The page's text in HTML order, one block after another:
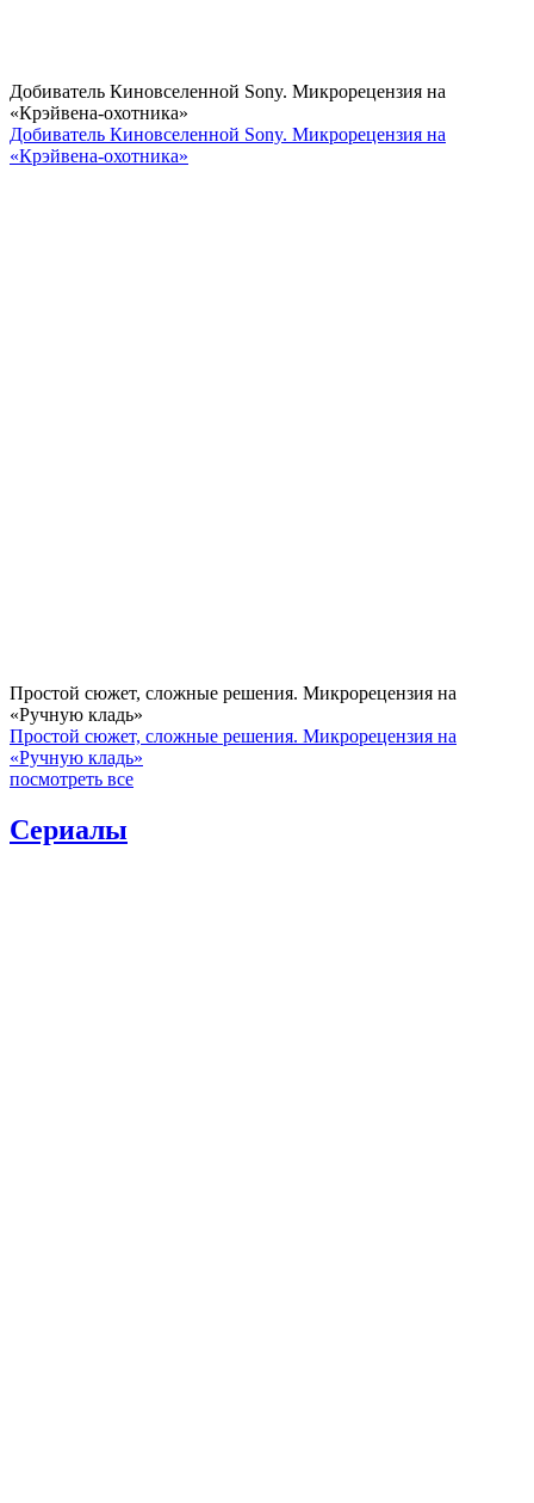
Добиватель Киновселенной Sony. Микрорецензия на
«Крэйвена-охотника»
Добиватель Киновселенной Sony. Микрорецензия на
«Крэйвена-охотника»
Простой сюжет, сложные решения. Микрорецензия на
«Ручную кладь»
Простой сюжет, сложные решения. Микрорецензия на
«Ручную кладь»
посмотреть все
Сериалы